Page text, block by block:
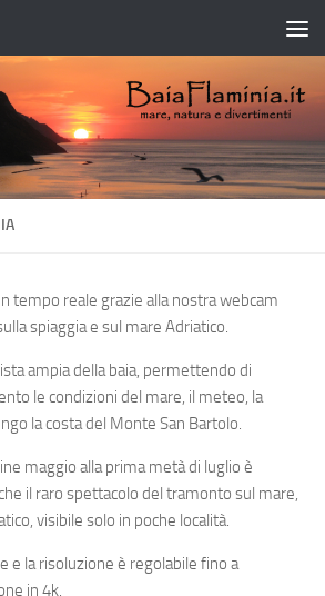
tempo reale grazie alla nostra webcam
spiaggia e sul mare Adriatico.
ampia della baia, permettendo di
le condizioni del mare, il meteo, la
la costa del Monte San Bartolo.
maggio alla prima metà di luglio è
il raro spettacolo del tramonto sul mare,
visibile solo in poche località.
e la risoluzione è regolabile fino a
in 4k.